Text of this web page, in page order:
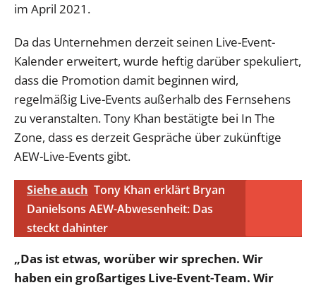
im April 2021.
Da das Unternehmen derzeit seinen Live-Event-
Kalender erweitert, wurde heftig darüber spekuliert,
dass die Promotion damit beginnen wird,
regelmäßig Live-Events außerhalb des Fernsehens
zu veranstalten. Tony Khan bestätigte bei In The
Zone, dass es derzeit Gespräche über zukünftige
AEW-Live-Events gibt.
Siehe auch Tony Khan erklärt Bryan
Danielsons AEW-Abwesenheit: Das
steckt dahinter
„Das ist etwas, worüber wir sprechen. Wir
haben ein großartiges Live-Event-Team. Wir